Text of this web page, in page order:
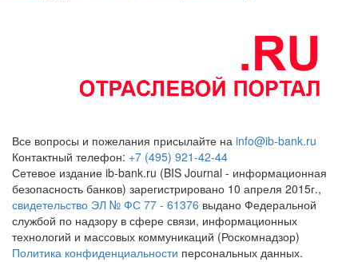
Все вопросы и пожелания присылайте на info@ib-bank.ru
Контактный телефон: +7 (495) 921-42-44
Сетевое издание ib-bank.ru (BIS Journal - информационная
безопасность банков) зарегистрировано 10 апреля 2015г.,
свидетельство ЭЛ № ФС 77 - 61376 выдано Федеральной
службой по надзору в сфере связи, информационных
технологий и массовых коммуникаций (Роскомнадзор)
Политика конфиденциальности персональных данных.